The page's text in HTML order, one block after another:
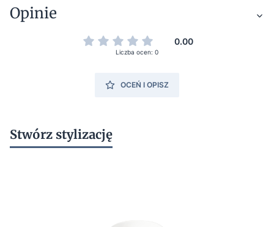
Opinie
0.00
Liczba ocen: 0
OCEŃ I OPISZ
Stwórz stylizację